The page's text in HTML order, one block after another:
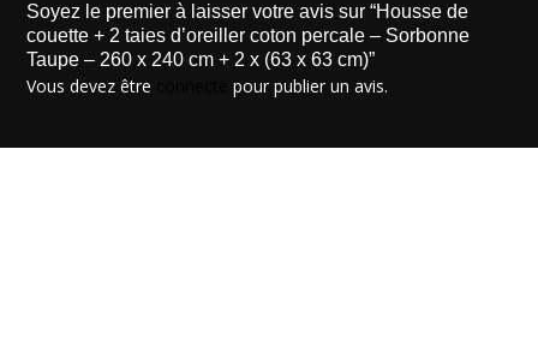
Soyez le premier à laisser votre avis sur “Housse de
couette + 2 taies d’oreiller coton percale – Sorbonne
Taupe – 260 x 240 cm + 2 x (63 x 63 cm)”
Vous devez être pour publier un avis.